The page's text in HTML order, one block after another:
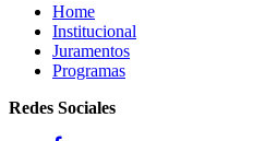
Home
Institucional
Juramentos
Programas
Redes Sociales